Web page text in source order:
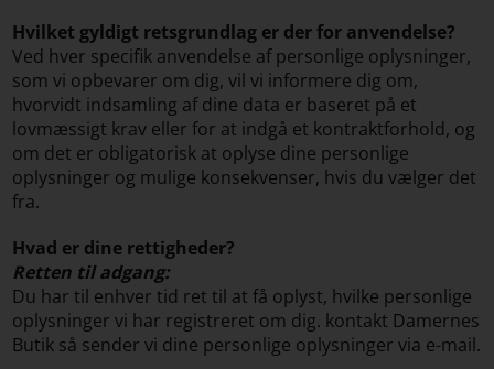
Hvilket gyldigt retsgrundlag er der for anvendelse?
Ved hver specifik anvendelse af personlige oplysninger,
som vi opbevarer om dig, vil vi informere dig om,
hvorvidt indsamling af dine data er baseret på et
lovmæssigt krav eller for at indgå et kontraktforhold, og
om det er obligatorisk at oplyse dine personlige
oplysninger og mulige konsekvenser, hvis du vælger det
fra.
Hvad er dine rettigheder?
Retten til adgang:
Du har til enhver tid ret til at få oplyst, hvilke personlige
oplysninger vi har registreret om dig. kontakt Damernes
Butik så sender vi dine personlige oplysninger via e-mail.